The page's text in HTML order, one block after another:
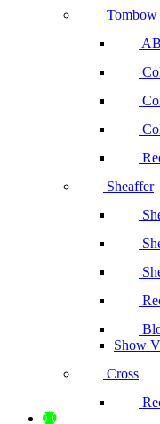
Tombow
Sheaffer
Show
Cross